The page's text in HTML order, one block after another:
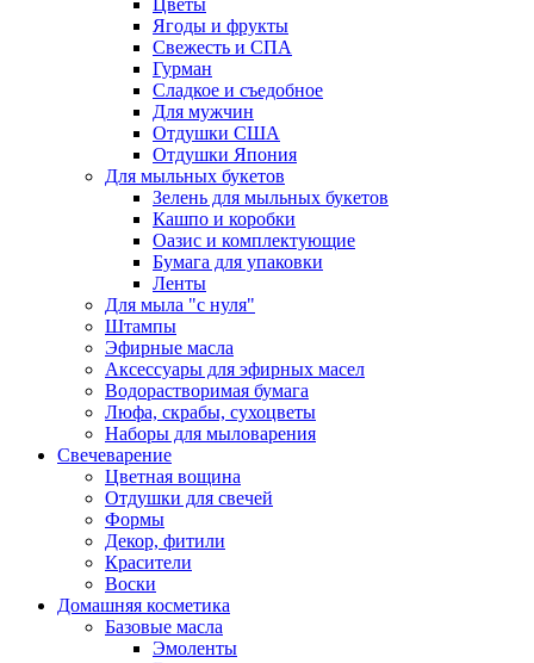
Цветы
Ягоды и фрукты
Свежесть и СПА
Гурман
Сладкое и съедобное
Для мужчин
Отдушки США
Отдушки Япония
Для мыльных букетов
Зелень для мыльных букетов
Кашпо и коробки
Оазис и комплектующие
Бумага для упаковки
Ленты
Для мыла "с нуля"
Штампы
Эфирные масла
Аксессуары для эфирных масел
Водорастворимая бумага
Люфа, скрабы, сухоцветы
Наборы для мыловарения
Свечеварение
Цветная вощина
Отдушки для свечей
Формы
Декор, фитили
Красители
Воски
Домашняя косметика
Базовые масла
Эмоленты